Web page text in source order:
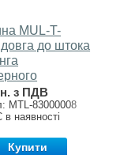
MUL-T-
до штока
з ПДВ
MTL-83000008
в наявності
Купити